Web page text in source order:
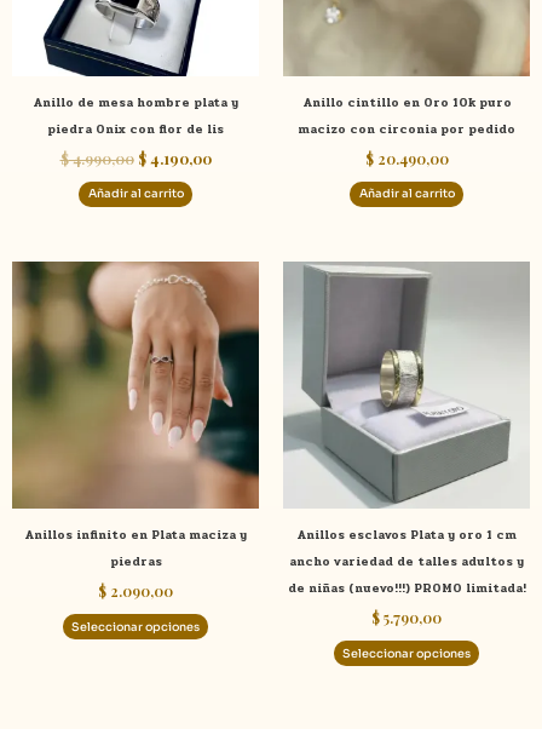
Anillo de mesa hombre plata y
piedra Onix con flor de lis
$4.990,00 $4.190,00
Añadir al carrito
Anillo cintillo en Oro 10k puro
macizo con circonia por pedido
$20.490,00
Añadir al carrito
Anillos infinito en Plata maciza y
piedras
$ 2.090,00
Seleccionar opciones
Este
tiene
múltiples
variantes.
Las
opciones
se
elegir
en
de
Anillos esclavos Plata y oro 1 cm
ancho variedad de talles adultos y
de niñas (nuevo!!!) PROMO limitada!
$5.790,00
Seleccionar opciones
se
elegir
en
la
página